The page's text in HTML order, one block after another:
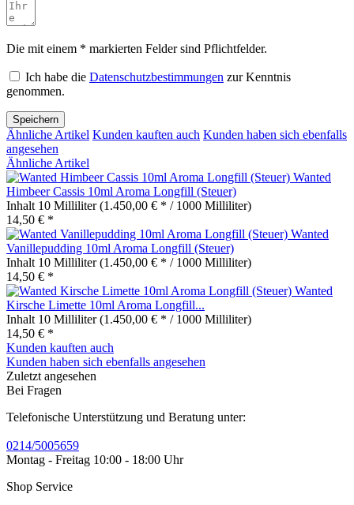
Die mit einem * markierten Felder sind Pflichtfelder.
Ich habe die Datenschutzbestimmungen zur Kenntnis
genommen.
Speichern
Ähnliche Artikel Kunden kauften auch Kunden haben sich ebenfalls
angesehen
Ähnliche Artikel
Wanted
Himbeer Cassis 10ml Aroma Longfill (Steuer)
Inhalt 10 Milliliter(1.450,00 € * / 1000 Milliliter)
14,50 € *
Wanted
Vanillepudding 10ml Aroma Longfill (Steuer)
Inhalt 10 Milliliter(1.450,00 € * / 1000 Milliliter)
14,50 € *
Wanted
Kirsche Limette 10ml Aroma Longfill...
Inhalt 10 Milliliter(1.450,00 € * / 1000 Milliliter)
14,50 € *
Kunden kauften auch
Kunden haben sich ebenfalls angesehen
Zuletzt angesehen
Bei Fragen
Telefonische Unterstützung und Beratung unter:
0214/5005659
Montag - Freitag 10:00 - 18:00 Uhr
Shop Service